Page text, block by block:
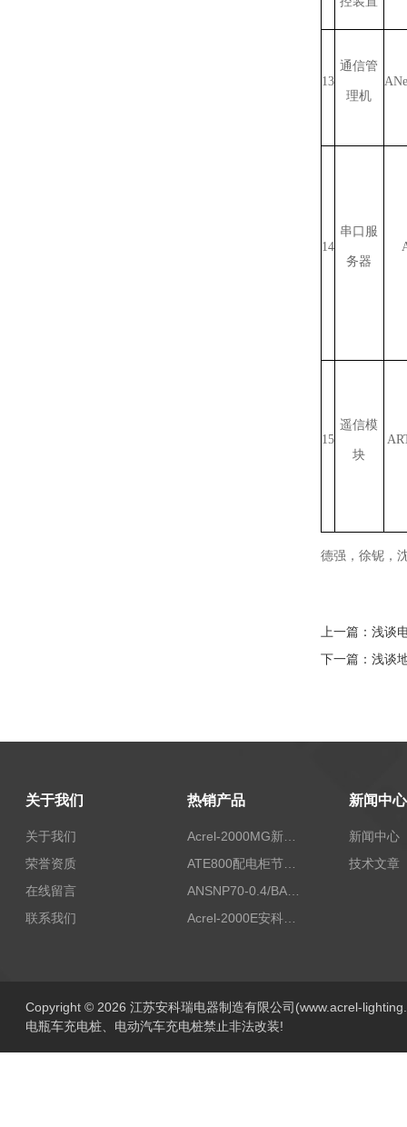
13
通信管
理机
14
串口服
务器
15
遥信模
块
德强，徐铌，
上一篇： 浅谈
下一篇： 浅谈
关于我们
关于我们
荣誉资质
在线留言
联系我们
热销产品
Acrel-2000MG新能源消纳安科瑞微电网能量管理系统
ATE800配电柜节点无线测温/表带捆绑/无源感应取电
ANSNP70-0.4/BANSNP中线安防保护器 治理三相不平衡
Acrel-2000E安科瑞Acrel配电室综合监控系统
新闻中心
新闻中心
技术文章
Copyright © 2026 江苏安科瑞电器制造有限公司(www.acrel-
电瓶车充电桩、电动汽车充电桩禁止非法改装!